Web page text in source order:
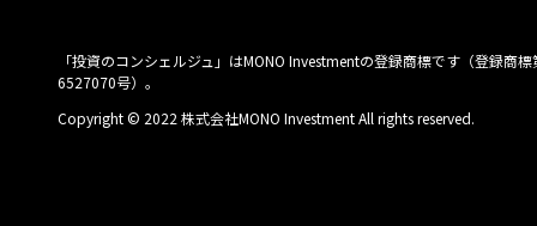
「投資のコンシェルジュ」はMONO Investmentの登録商標です（登録商標
6527070号）。
Copyright © 2022 株式会社MONO Investment All rights reserved.